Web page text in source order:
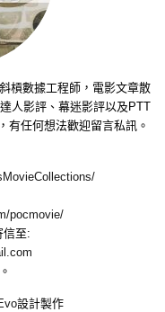
槓數據工程師，電影文章散
人影評、幕迷影評以及PTT
有任何想法歡迎留言私訊。
pocmovie/
信至:
設計製作